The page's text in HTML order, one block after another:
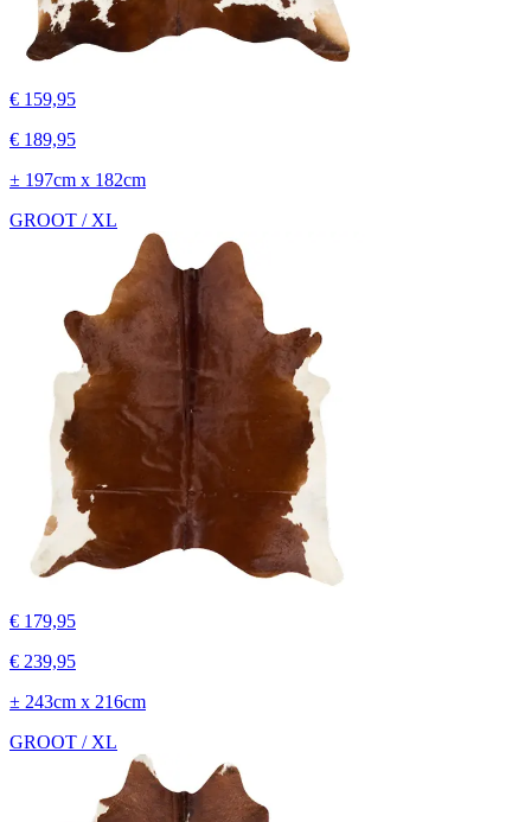
€ 159,95
€ 189,95
± 197cm x 182cm
GROOT / XL
€ 179,95
€ 239,95
± 243cm x 216cm
GROOT / XL